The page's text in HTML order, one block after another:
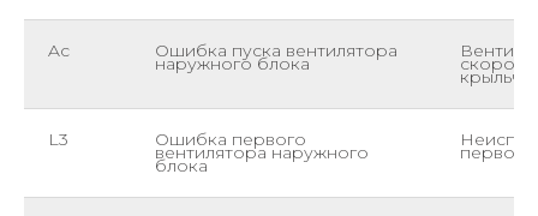
Ac Ошибка пуска вентилятора
наружного блока
L3 Ошибка первого
вентилятора наружного
блока
первого